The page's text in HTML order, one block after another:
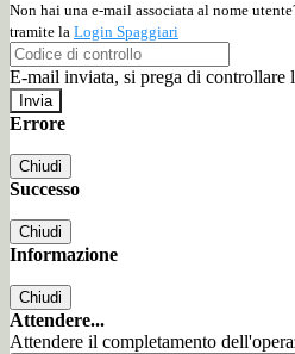
Non hai una e-mail associata al nome
tramite la Login Spaggiari
E-mail inviata, si prega di controllare
Errore
Chiudi
Successo
Chiudi
Informazione
Chiudi
Attendere...
Attendere il completamento